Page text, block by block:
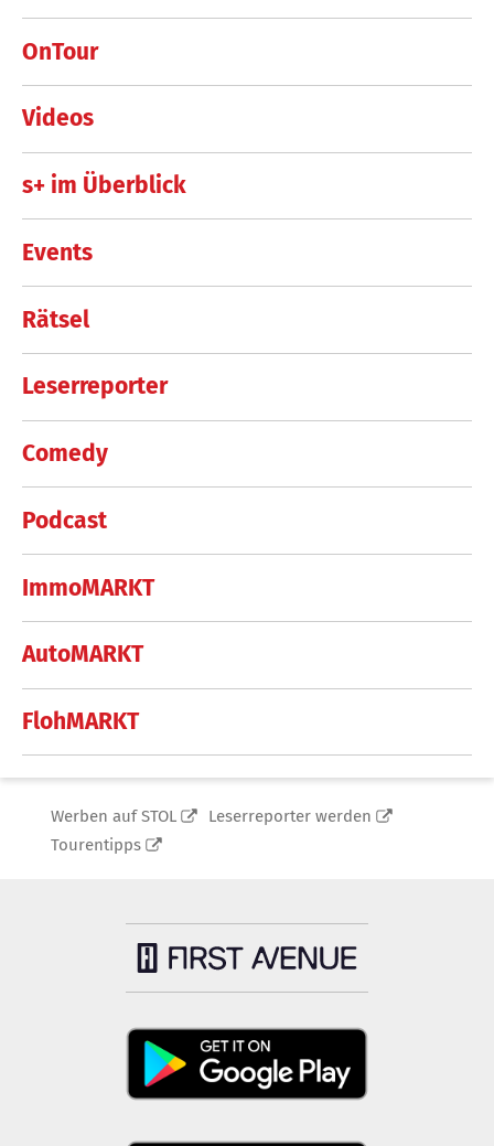
OnTour
Videos
s+ im Überblick
Events
Rätsel
Leserreporter
Comedy
Podcast
ImmoMARKT
AutoMARKT
FlohMARKT
Werben auf STOL
Leserreporter werden
Tourentipps